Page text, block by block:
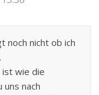
noch nicht ob ich
wie die
uns nach